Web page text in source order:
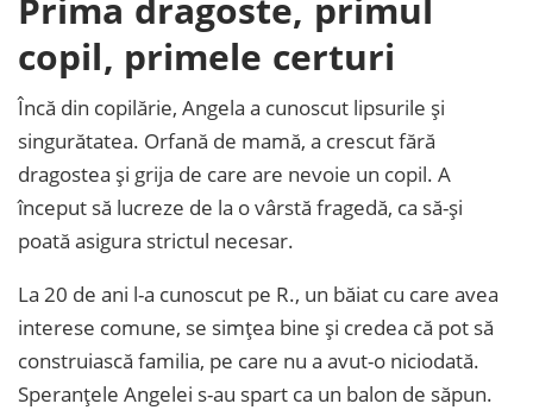
Prima dragoste, primul
copil, primele certuri
Încă din copilărie, Angela a cunoscut lipsurile și
singurătatea. Orfană de mamă, a crescut fără
dragostea și grija de care are nevoie un copil. A
început să lucreze de la o vârstă fragedă, ca să-și
poată asigura strictul necesar.
La 20 de ani l-a cunoscut pe R., un băiat cu care avea
interese comune, se simțea bine și credea că pot să
construiască familia, pe care nu a avut-o niciodată.
Speranțele Angelei s-au spart ca un balon de săpun.